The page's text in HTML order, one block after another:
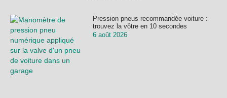
Pression pneus recommandée voiture :
trouvez la vôtre en 10 secondes
6 août 2026